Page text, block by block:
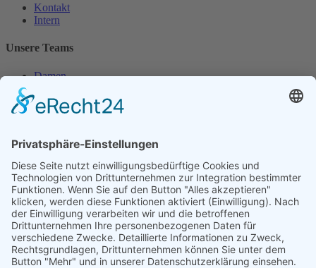
Kontakt
Intern
Unsere Teams
Damen
Herren
Herren 30
Unsere Jugend
Midcourt
Bambini
Juniorinnen 18
Knaben 15
Follow us